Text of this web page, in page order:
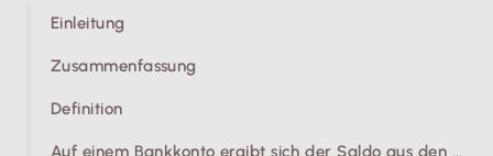
Einleitung
Zusammenfassung
Definition
Auf einem Bankkonto ergibt sich der Saldo aus den ...